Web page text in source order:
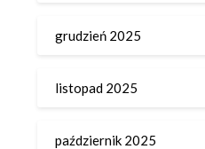
grudzień 2025
listopad 2025
październik 2025